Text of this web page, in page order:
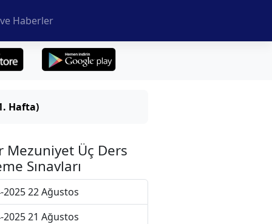
Haberler
Hafta)
Mezuniyet Üç Ders
Sınavları
2025 22 Ağustos
2025 21 Ağustos